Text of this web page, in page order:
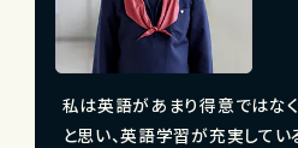
私は英語があまり得意ではな
と思い、英語学習が充実して